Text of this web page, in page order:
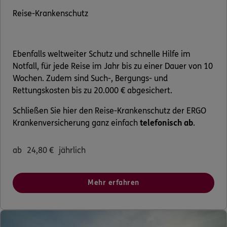
Reise-Krankenschutz
Ebenfalls weltweiter Schutz und schnelle Hilfe im
Notfall, für jede Reise im Jahr bis zu einer Dauer von 10
Wochen. Zudem sind Such-, Bergungs- und
Rettungskosten bis zu 20.000 € abgesichert.
Schließen Sie hier den Reise-Krankenschutz der ERGO
Krankenversicherung ganz einfach telefonisch ab.
ab 24,80 € jährlich
Mehr erfahren